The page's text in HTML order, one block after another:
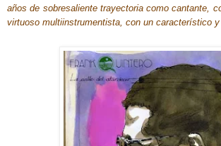
años de sobresaliente trayectoria como cantante,
virtuoso multiinstrumentista, con un característico y